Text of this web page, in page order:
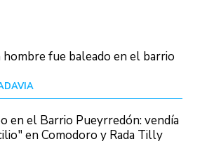
hombre fue baleado en el barrio
en el Barrio Pueyrredón: vendía
en Comodoro y Rada Tilly